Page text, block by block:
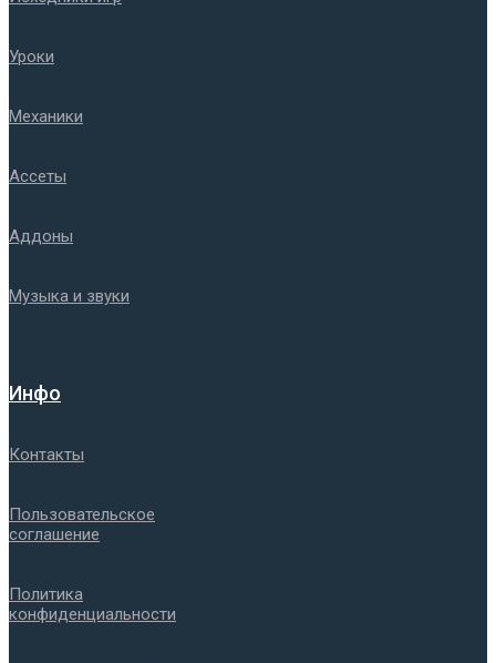
Уроки
Механики
Ассеты
Аддоны
Музыка и звуки
Инфо
Контакты
Пользовательское
соглашение
Политика
конфиденциальности